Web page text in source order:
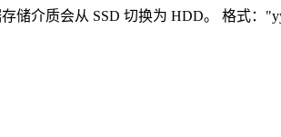
介质会从 SSD 切换为 HDD。 格式：